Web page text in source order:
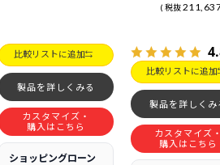
比較リストに追加
製品を詳しくみる
カスタマイズ・
購入はこちら
ショッピングローン
税抜
比較リストに追加
製品を詳しくみ
カスタマイズ
購入はこちら